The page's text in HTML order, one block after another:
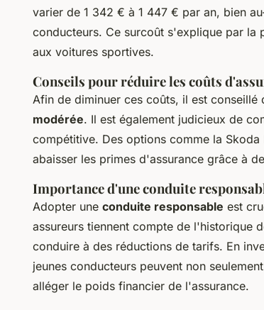
varier de 1 342 € à 1 447 € par an, bien
conducteurs. Ce surcoût s'explique par la
aux voitures sportives.
Conseils pour réduire les coûts
Afin de diminuer ces coûts, il est
modérée. Il est également judicieux de
compétitive. Des options comme la
abaisser les primes d'assurance grâce à
Importance d'une conduite
Adopter une conduite responsable est
assureurs tiennent compte de l'historique
conduire à des réductions de tarifs. En
jeunes conducteurs peuvent non
alléger le poids financier de l'assurance.